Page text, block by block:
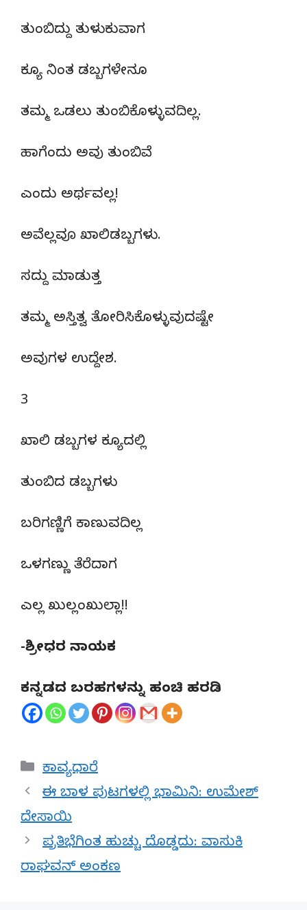
ತುಂಬಿದ್ದು ತುಳುಕುವಾಗ
ಕ್ಯೂ ನಿಂತ ಡಬ್ಬಗಳೇನೂ
ತಮ್ಮ ಒಡಲು ತುಂಬಿಕೊಳ್ಳುವದಿಲ್ಲ.
ಹಾಗೆಂದು ಅವು ತುಂಬಿವೆ
ಎಂದು ಅರ್ಥವಲ್ಲ!
ಅವೆಲ್ಲವೂ ಖಾಲಿಡಬ್ಬಗಳು.
ಸದ್ದು ಮಾಡುತ್ತ
ತಮ್ಮ ಅಸ್ತಿತ್ವ ತೋರಿಸಿಕೊಳ್ಳುವುದಷ್ಟೇ
ಅವುಗಳ ಉದ್ದೇಶ.
3
ಖಾಲಿ ಡಬ್ಬಗಳ ಕ್ಯೂದಲ್ಲಿ
ತುಂಬಿದ ಡಬ್ಬಗಳು
ಬರಿಗಣ್ಣಿಗೆ ಕಾಣುವದಿಲ್ಲ
ಒಳಗಣ್ಣು ತೆರೆದಾಗ
ಎಲ್ಲ ಖುಲ್ಲಂಖುಲ್ಲಾ!!
-ಶ್ರೀಧರ ನಾಯಕ
ಕನ್ನಡದ ಬರಹಗಳನ್ನು ಹಂಚಿ ಹರಡಿ
Categories
ಕಾವ್ಯಧಾರೆ
ಈ ಬಾಳ ಪುಟಗಳಲ್ಲಿ ಭಾಮಿನಿ: ಉಮೇಶ್
ದೇಸಾಯಿ
ಪ್ರತಿಭೆಗಿಂತ ಹುಚ್ಚು ದೊಡ್ಡದು: ವಾಸುಕಿ
ರಾಘವನ್ ಅಂಕಣ